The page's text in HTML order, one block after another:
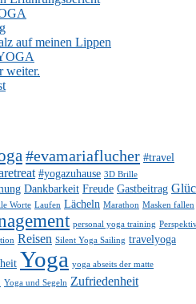
auf meinen Lippen
weiter.
#evamariaflucher #travel
#yogazuhause 3D Brille
Dankbarkeit Freude Gastbeitrag
Worte Laufen Lächeln Marathon Masken fallen
personal yoga training
Reisen Silent Yoga Sailing travelyoga
Yoga yoga abseits der matte
Yoga und Segeln Zufriedenheit